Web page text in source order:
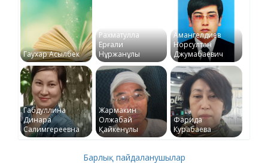
Гаухар Асылбек
Рахматулла
Ерғали
Нұржанұлы
Амангелдиев
Норсултан
Джумабаевич
Габдуллина
Динара
Салимгереевна
Жармакин
Олжабай
Қайкенұлы
Фарида
Курабаева
Барлық пайдаланушылар